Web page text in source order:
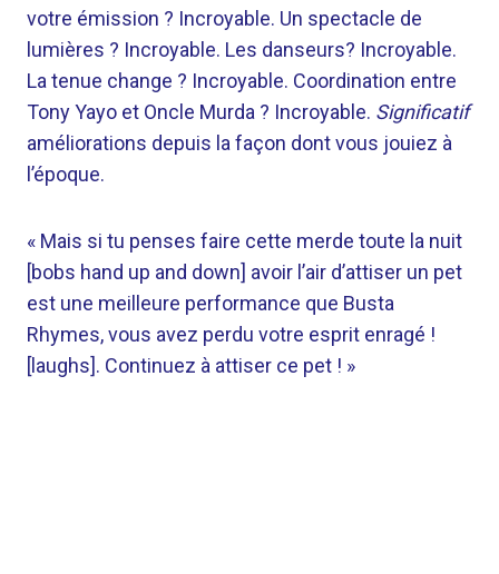
votre émission ? Incroyable. Un spectacle de
lumières ? Incroyable. Les danseurs? Incroyable.
La tenue change ? Incroyable. Coordination entre
Tony Yayo et Oncle Murda ? Incroyable. Significatif
améliorations depuis la façon dont vous jouiez à
l’époque.
« Mais si tu penses faire cette merde toute la nuit
[bobs hand up and down] avoir l’air d’attiser un pet
est une meilleure performance que Busta
Rhymes, vous avez perdu votre esprit enragé !
[laughs]. Continuez à attiser ce pet ! »